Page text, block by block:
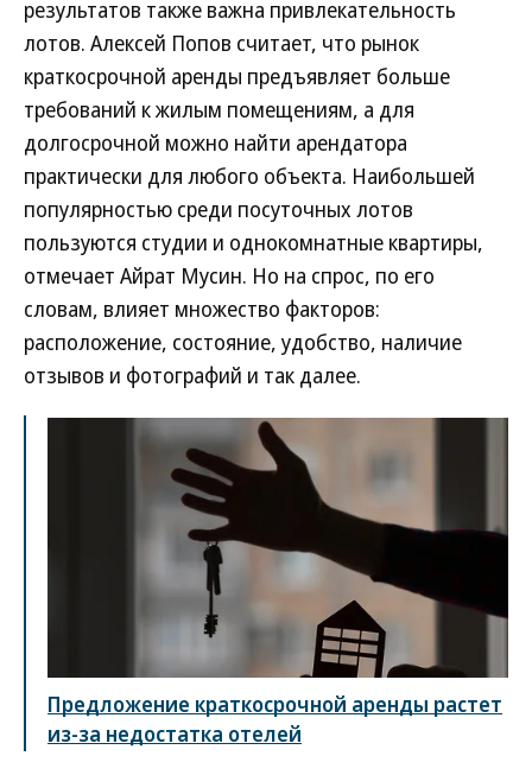
результатов также важна привлекательность
лотов. Алексей Попов считает, что рынок
краткосрочной аренды предъявляет больше
требований к жилым помещениям, а для
долгосрочной можно найти арендатора
практически для любого объекта. Наибольшей
популярностью среди посуточных лотов
пользуются студии и однокомнатные квартиры,
отмечает Айрат Мусин. Но на спрос, по его
словам, влияет множество факторов:
расположение, состояние, удобство, наличие
отзывов и фотографий и так далее.
Предложение краткосрочной аренды растет
из-за недостатка отелей